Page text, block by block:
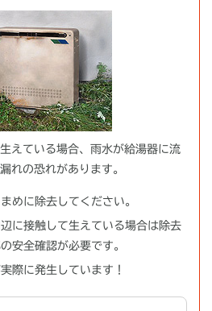
えている場合、雨水が給湯器に流
れの恐れがあります。
めに除去してください。
に接触して生えている場合は除去
安全確認が必要です。
際に発生しています！